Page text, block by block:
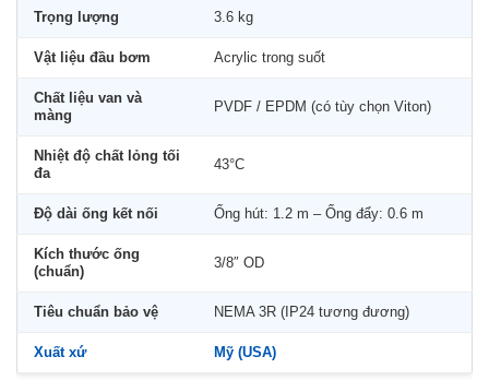
Trọng lượng 3.6 kg
Vật liệu đầu bơm Acrylic trong suốt
Chất liệu van và
màng
PVDF / EPDM (có tùy chọn Viton)
Nhiệt độ chất lỏng tối
đa
43°C
Độ dài ống kết nối Ống hút: 1.2 m – Ống đẩy: 0.6 m
Kích thước ống
(chuẩn)
3/8″ OD
Tiêu chuẩn bảo vệ NEMA 3R (IP24 tương đương)
Xuất xứ Mỹ (USA)